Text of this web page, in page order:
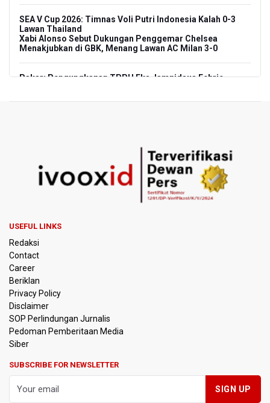
SEA V Cup 2026: Timnas Voli Putri Indonesia Kalah 0-3
Lawan Thailand
Xabi Alonso Sebut Dukungan Penggemar Chelsea
Menakjubkan di GBK, Menang Lawan AC Milan 3-0
Pakar: Pengungkapan TPPU Eks Jampidsus Febrie
BPIP: Satu Siswa Sekolah Rakyat Jadi Calon Paskibraka
Nasional
Kemarau Panjang, BNPB Minta Kalbar Tinjau Perda Bakar
Sekolah Rakyat Tahun 2027
Pemprov DKI Jakarta Pastikan Data Pajak dan Aset
Daerah Aman dari Kebakaran Bapenda
Dongkrak Optimisme Pasar, Ekonom Sebut Investor
Masih Selektif
Anggota DPR Desak Polisi Usut Tuntas Temuan Ratusan
Amnesty International Kecam Penangkapan Dua
USEFUL LINKS
Redaksi
Contact
Career
Beriklan
Privacy Policy
Disclaimer
SOP Perlindungan Jurnalis
Pedoman Pemberitaan Media
Siber
SUBSCRIBE FOR NEWSLETTER